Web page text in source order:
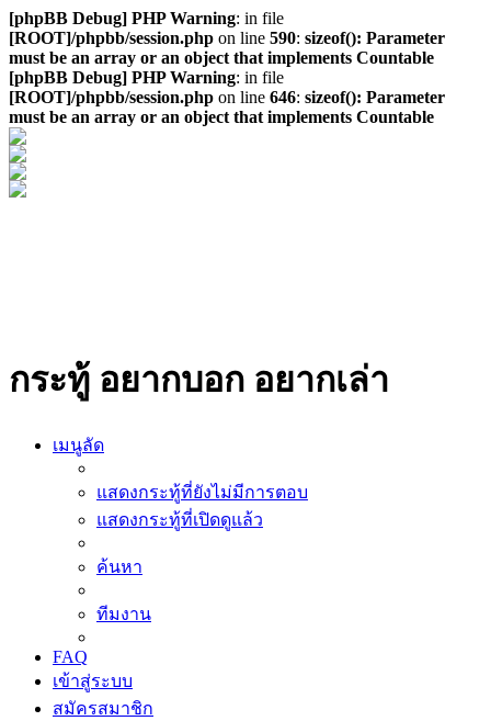
[phpBB Debug] PHP Warning: in file
[ROOT]/phpbb/session.php on line 590: sizeof(): Parameter
must be an array or an object that implements Countable
[phpBB Debug] PHP Warning: in file
[ROOT]/phpbb/session.php on line 646: sizeof(): Parameter
must be an array or an object that implements Countable
กระทู้ อยากบอก อยากเล่า
เมนูลัด
แสดงกระทู้ที่ยังไม่มีการตอบ
แสดงกระทู้ที่เปิดดูแล้ว
ค้นหา
ทีมงาน
FAQ
เข้าสู่ระบบ
สมัครสมาชิก